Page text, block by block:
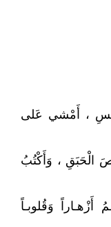
، أَمْشي عَلى
الْحَبَقِ ، وَأَكْتُبُ
وَقُلوبـاً